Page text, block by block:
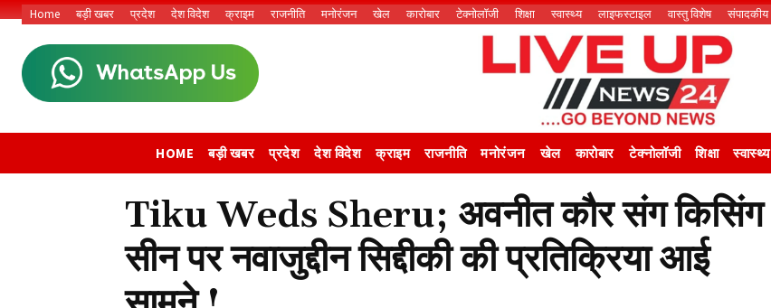
Home बड़ी खबर प्रदेश देश विदेश क्राइम राजनीति मनोरंजन खेल कारोबार टेक्नोलॉजी शिक्षा स्वास्थ्य लाइफस्टाइल वास्तु विशेष संपादकीय
HOME बड़ी खबर प्रदेश देश विदेश क्राइम राजनीति मनोरंजन खेल कारोबार टेक्नोलॉजी शिक्षा स्वास्थ्य
Tiku Weds Sheru; अवनीत कौर संग किसिंग
सीन पर नवाजुद्दीन सिद्दीकी की प्रतिक्रिया आई